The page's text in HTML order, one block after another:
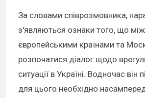
За словами співрозмовника,
з'являються ознаки того, що між
європейськими країнами та
розпочатися діалог щодо
ситуації в Україні. Водночас він
для цього необхідно